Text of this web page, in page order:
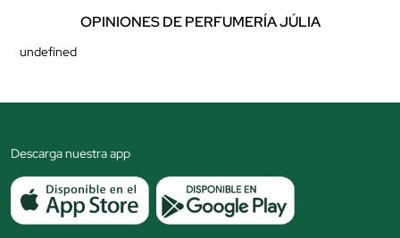
OPINIONES DE PERFUMERÍA JÚLIA
undefined
Descarga nuestra app